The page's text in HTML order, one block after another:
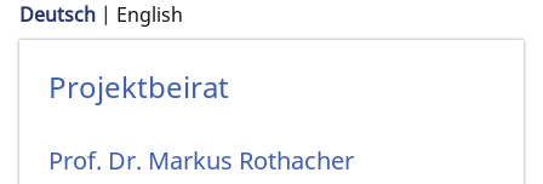
Deutsch English
Projektbeirat
Prof. Dr. Markus Rothacher